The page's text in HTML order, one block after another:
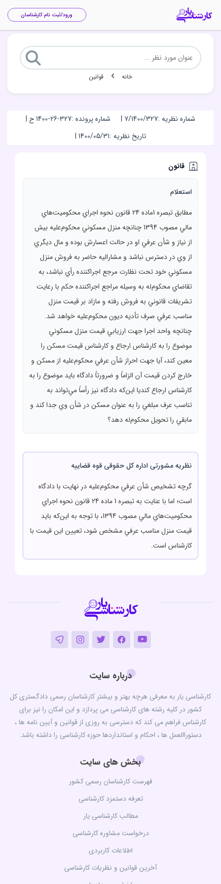
ورود/ثبت نام کارشناسان
خانه قوانین
شماره نظریه :7/1400/327
| شماره پرونده :1400-26-327 ح
|
تاریخ نظریه :1400/05/31
|
قانون
استعلام
مطابق تبصره 1ماده 24 قانون نحوه اجراي محکوميت‌هاي
مالي مصوب 1394 چنانچه منزل مسکوني محکوم‌عليه بيش
از نياز و شأن عرفي او در حالت اعسارش بوده و مال ديگري
از وي در دسترس نباشد و مشاراليه حاضر به فروش منزل
مسکوني خود تحت نظارت مرجع اجرا‌کننده رأي نباشد، به
تقاضاي محکوم‌له به وسيله مراجع اجراکننده حکم با رعايت
تشريفات قانوني به فروش رفته و مازاد بر قيمت منزل
مناسب عرفي صرف تأديه ديون محکوم‌عليه خواهد شد.
چنانچه واحد اجرا جهت ارزيابي قيمت منزل مسکوني
موضوع را به کارشناس ارجاع و کارشناس قيمت مسکن را
معين کند، آيا جهت احراز شأن عرفي محکوم‌عليه از مسکن و
خارج کردن قيمت آن الزاماً و ضرورتاً دادگاه بايد موضوع را به
کارشناس ارجاع کنديا اين‌که دادگاه نيز رأساً مي‌تواند به
تناسب عرف مبلغي را به عنوان مسکن در شأن وي جدا کند و
مابقي را تحويل محکوم‌له دهد؟
نظریه مشورتی اداره کل حقوقی قوه قضاییه
گرچه تشخيص شأن عرفي محکوم‌عليه در نهايت با دادگاه
است؛ اما با عنايت به تبصره 1 ماده 24 قانون نحوه اجراي
محکوميت‌هاي مالي مصوب 1394، با توجه به اين‌که بايد
قيمت منزل مناسب عرفي مشخص شود، تعيين اين قيمت با
کارشناس است.
درباره سایت
کارشناسی یار به معرفی هرچه بهتر و بیشتر کارشناسان رسمی دادگستری کل
کشور در کلیه رشته های کارشناسی می پردازد و این امکان را نیز برای
کارشناس فراهم می کند که دسترسی به روزی از قوانین و آیین نامه ها ،
دستوراالعمل ها ، احکام و استانداردها حوزه کارشناسی را داشته باشد.
بخش های سایت
فهرست کارشناسان رسمی کشور
تعرفه دستمزد کارشناسی
مطالب کارشناسی یار
درخواست مشاوره کارشناسی
اطلاعات کاربردی
آخرین قوانین و نظریات کارشناسی